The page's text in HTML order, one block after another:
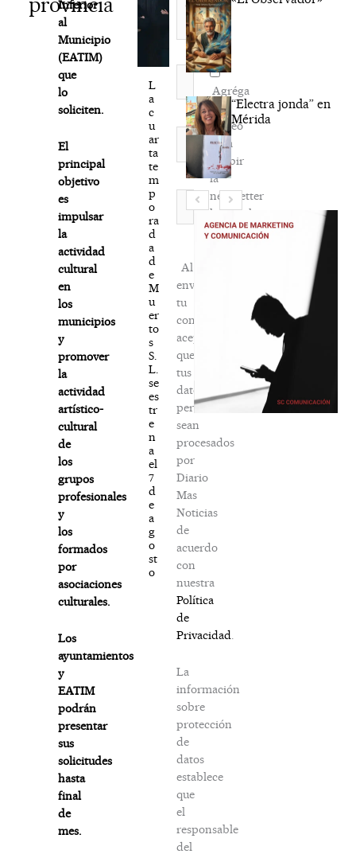
Inferior
al
Municipio
(EATIM)
que
lo
soliciten.
El
principal
objetivo
es
impulsar
la
actividad
cultural
en
los
municipios
y
promover
la
actividad
artístico-
cultural
de
los
grupos
profesionales
y
los
formados
por
asociaciones
culturales.
Los
ayuntamientos
y
EATIM
podrán
presentar
sus
solicitudes
hasta
final
de
mes.
L
a
c
u
ar
ta
te
m
p
o
ra
d
a
d
e
M
u
er
to
s
S.
L.
se
es
tr
e
n
a
el
7
d
e
a
g
o
st
o
Nombre*
Correo
electrónico*
Web
Agréga
mi
correo
para
recibir
la
newsletter
habitual
Al
enviar
tu
comentario,
aceptas
que
tus
datos
personales
sean
procesados
por
Diario
Mas
Noticias
de
acuerdo
con
nuestra
Política
de
Privacidad
La
información
sobre
protección
de
datos
establece
que
el
responsable
del
“Electra jonda” en
Mérida